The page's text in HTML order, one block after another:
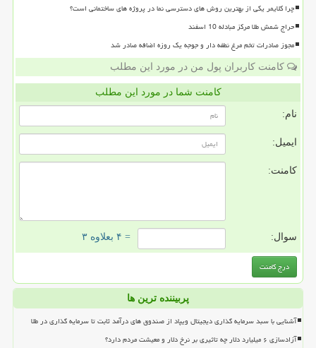
چرا کلایمر یکی از بهترین روش های دسترسی نما در پروژه های ساختمانی است؟
حراج شمش طلا مرکز مبادله 10 اسفند
مجوز صادرات تخم مرغ نطفه دار و جوجه یک روزه اضافه صادر شد
کامنت کاربران پول من در مورد این مطلب
کامنت شما در مورد این مطلب
نام:
ایمیل:
کامنت:
سوال: = ۴ بعلاوه ۳
پربیننده ترین ها
آشنایی با سبد سرمایه گذاری دیجیتال ویپاد از صندوق های درآمد ثابت تا سرمایه گذاری در طلا
آزادسازی ۶ میلیارد دلار چه تاثیری بر نرخ دلار و معیشت مردم دارد؟